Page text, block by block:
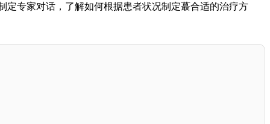
专家对话，了解如何根据患者状况制定蕞合适的治疗方